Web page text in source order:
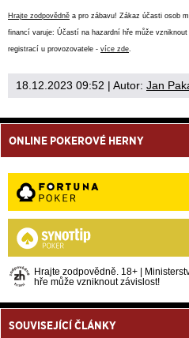
Hrajte zodpovědně a pro zábavu! Zákaz účasti osob
financí varuje: Účastí na hazardní hře může
registrací u provozovatele - více zde
18.12.2023 09:52 | Autor: Jan
ONLINE POKEROVÉ HERNY
Hrajte zodpovědně. 18+ |
hře může vzniknout závislost!
SOUVISEJÍCÍ ČLÁNKY